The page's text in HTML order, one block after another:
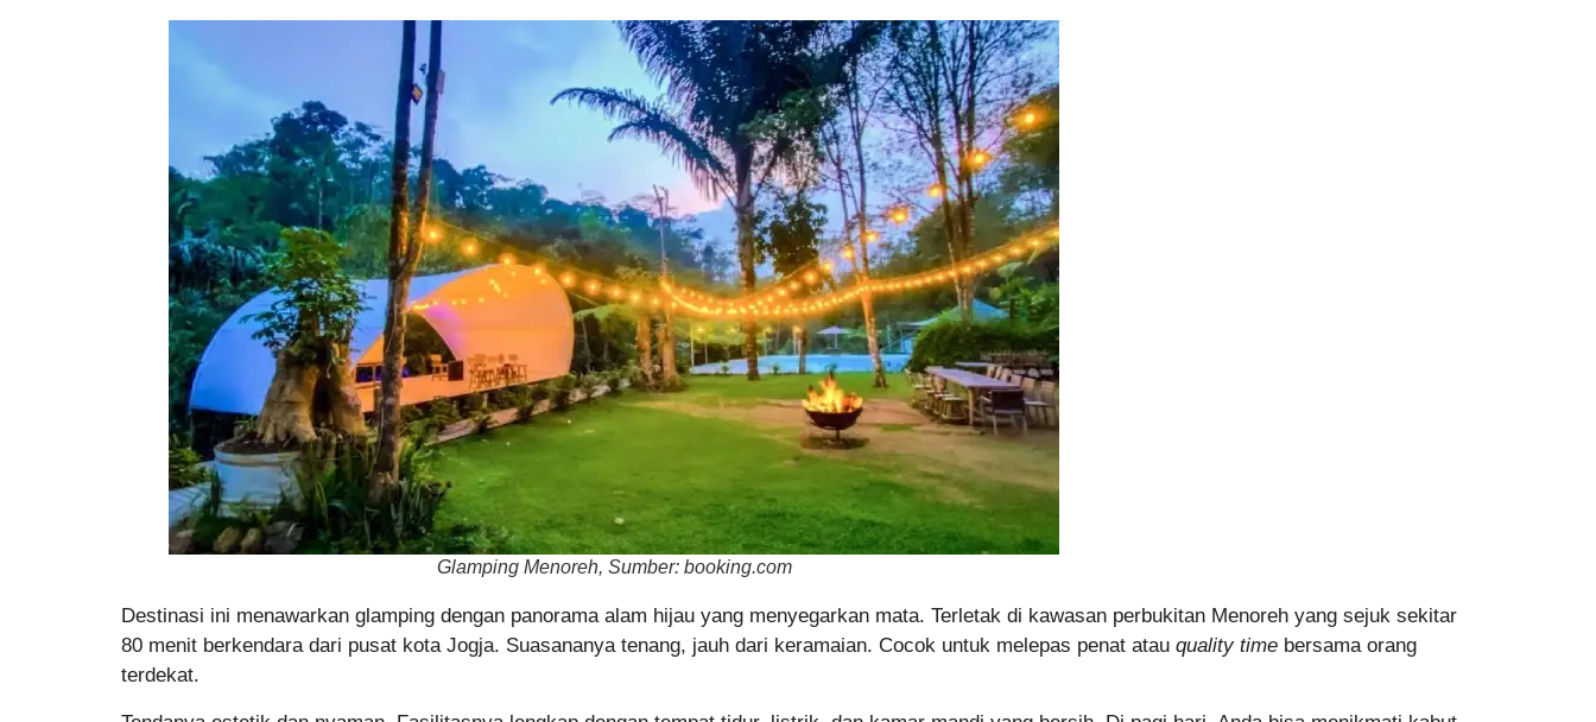
Glamping Menoreh, Sumber: booking.com
Destinasi ini menawarkan glamping dengan panorama alam hijau yang menyegarkan mata. Terletak di kawasan perbukitan Menoreh yang sejuk sekitar
80 menit berkendara dari pusat kota Jogja. Suasananya tenang, jauh dari keramaian. Cocok untuk melepas penat atau quality time bersama orang
terdekat.